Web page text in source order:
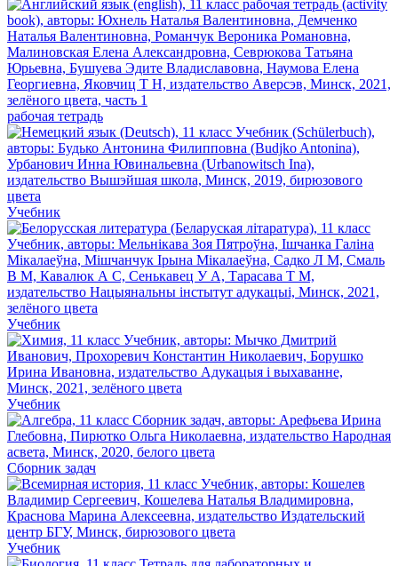
рабочая тетрадь
Учебник
Учебник
Учебник
Сборник задач
Учебник